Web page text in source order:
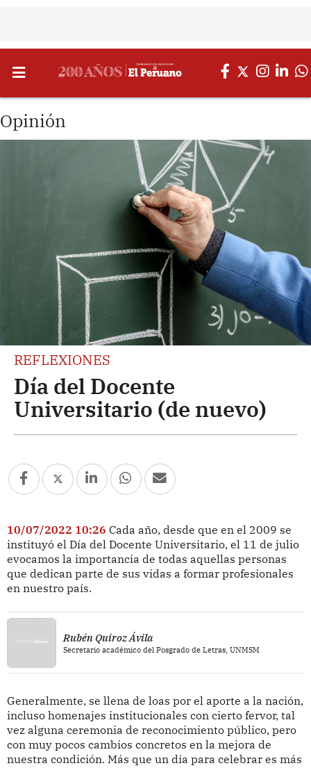
Opinión
REFLEXIONES
Día del Docente
Universitario (de nuevo)
10/07/2022 10:26 Cada año, desde que en el 2009 se
instituyó el Día del Docente Universitario, el 11 de julio
evocamos la importancia de todas aquellas personas
que dedican parte de sus vidas a formar profesionales
en nuestro país.
Rubén Quiroz Ávila
Secretario académico del Posgrado de Letras, UNMSM
Generalmente, se llena de loas por el aporte a la nación,
incluso homenajes institucionales con cierto fervor, tal
vez alguna ceremonia de reconocimiento público, pero
con muy pocos cambios concretos en la mejora de
nuestra condición. Más que un día para celebrar es más